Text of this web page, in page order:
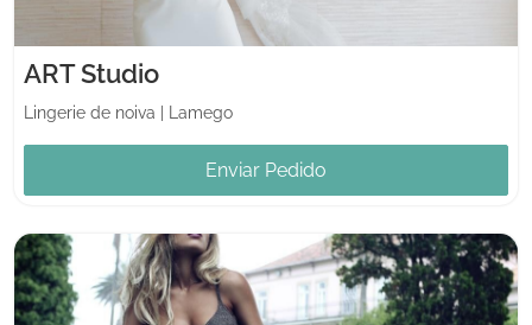
ART Studio
Lingerie de noiva Lamego
Enviar Pedido